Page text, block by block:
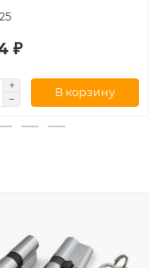
₽
В корзину